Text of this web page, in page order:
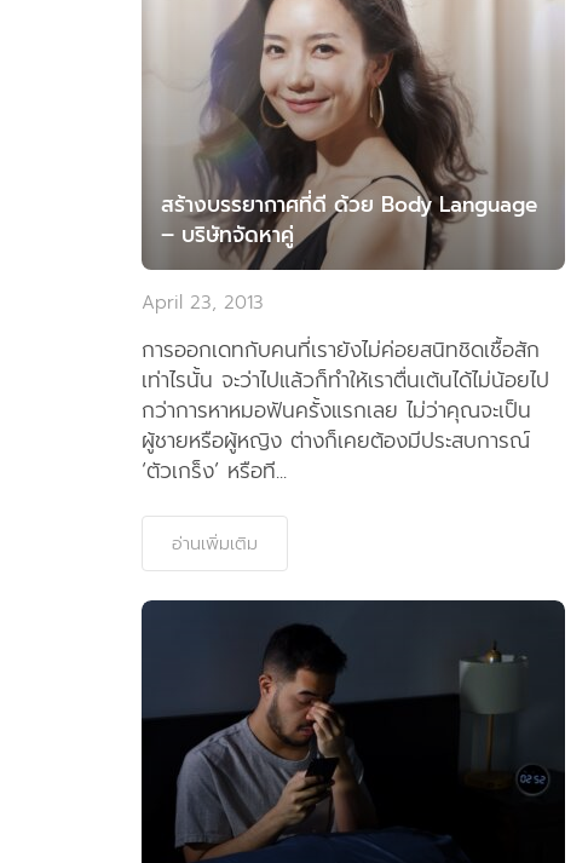
สร้างบรรยากาศที่ดี ด้วย Body Language
– บริษัทจัดหาคู่
April 23, 2013
การออกเดทกับคนที่เรายังไม่ค่อยสนิทชิดเชื้อสัก
เท่าไรนั้น จะว่าไปแล้วก็ทำให้เราตื่นเต้นได้ไม่น้อยไป
กว่าการหาหมอฟันครั้งแรกเลย ไม่ว่าคุณจะเป็น
ผู้ชายหรือผู้หญิง ต่างก็เคยต้องมีประสบการณ์
‘ตัวเกร็ง’ หรือที...
อ่านเพิ่มเติม